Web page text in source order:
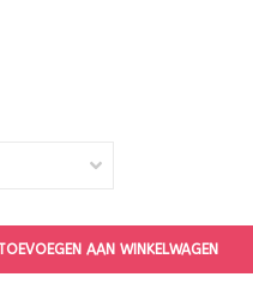
AAN WINKELWAGEN